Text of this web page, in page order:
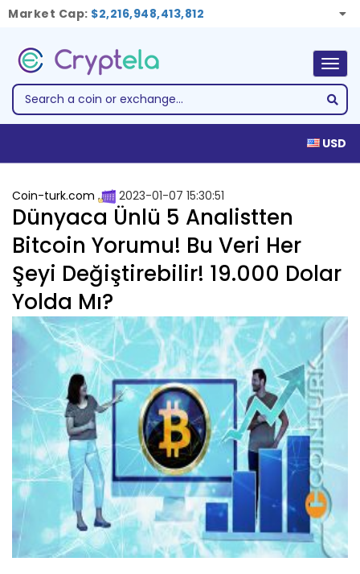
Market Cap: $2,216,948,413,812
USD
Coin-turk.com 2023-01-07 15:30:51
Dünyaca Ünlü 5 Analistten
Bitcoin Yorumu! Bu Veri Her
Şeyi Değiştirebilir! 19.000 Dolar
Yolda Mı?